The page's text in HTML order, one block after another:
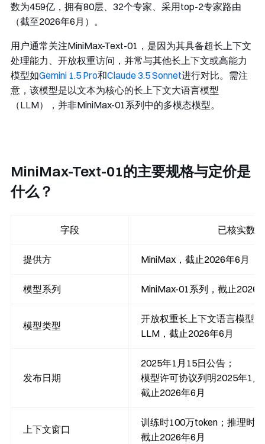
数为459亿，拥有80层、32个专家、采用top-2专家路由
（截至2026年6月）。
用户通常关注MiniMax-Text-01，是因为其具备超长上下文
处理能力、开放权重访问，并常与其他长上下文或高能力
模型如Gemini 1.5 Pro和Claude 3.5 Sonnet进行对比。需注
意，该模型是以文本为核心的长上下文大语言模型
（LLM），并非MiniMax-01系列中的多模态模型。
MiniMax-Text-01的主要规格与定价是
什么？
字段 已核实数值
提供方 MiniMax，截止2026年6月
模型系列 MiniMax-01系列，截止2026
模型类型
开放权重长上下文语言模型 /
LLM，截止2026年6月
发布日期
2025年1月15日公告；
模型许可协议列明2025年1
截止2026年6月
上下文窗口
训练时100万token；推理时
截止2026年6月